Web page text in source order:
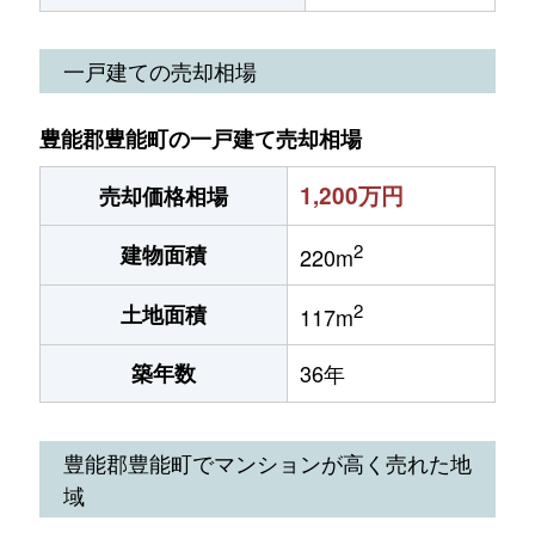
一戸建ての売却相場
豊能郡豊能町の一戸建て売却相場
売却価格相場
1,200万円
建物面積 220m2
土地面積 117m2
築年数 36年
豊能郡豊能町でマンションが高く売れた地
域